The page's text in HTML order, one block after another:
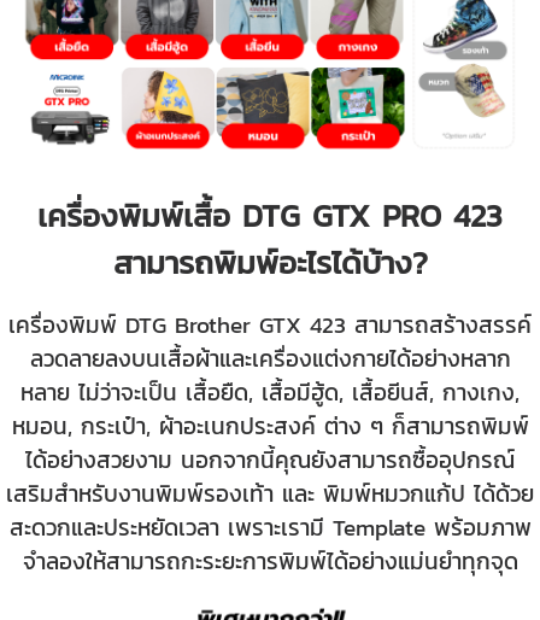
เครื่องพิมพ์เสื้อ DTG GTX PRO 423
สามารถพิมพ์อะไรได้บ้าง?
เครื่องพิมพ์ DTG Brother GTX 423 สามารถสร้างสรรค์
ลวดลายลงบนเสื้อผ้าและเครื่องแต่งกายได้อย่างหลาก
หลาย ไม่ว่าจะเป็น เสื้อยืด, เสื้อมีฮู้ด, เสื้อยีนส์, กางเกง,
หมอน, กระเป๋า, ผ้าอะเนกประสงค์ ต่าง ๆ ก็สามารถพิมพ์
ได้อย่างสวยงาม นอกจากนี้คุณยังสามารถซื้ออุปกรณ์
เสริมสำหรับงานพิมพ์รองเท้า และ พิมพ์หมวกแก้ป ได้ด้วย
สะดวกและประหยัดเวลา เพราะเรามี Template พร้อมภาพ
จำลองให้สามารถกะระยะการพิมพ์ได้อย่างแม่นยำทุกจุด